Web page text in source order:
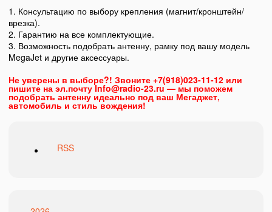
1. Консультацию по выбору крепления (магнит/кронштейн/
врезка).
2. Гарантию на все комплектующие.
3. Возможность подобрать антенну, рамку под вашу модель
MegaJet и другие аксессуары.
Не уверены в выборе?! Звоните +7(918)023-11-12 или
пишите на эл.почту Info@radio-23.ru — мы поможем
подобрать антенну идеально под ваш Мегаджет,
автомобиль и стиль вождения!
RSS